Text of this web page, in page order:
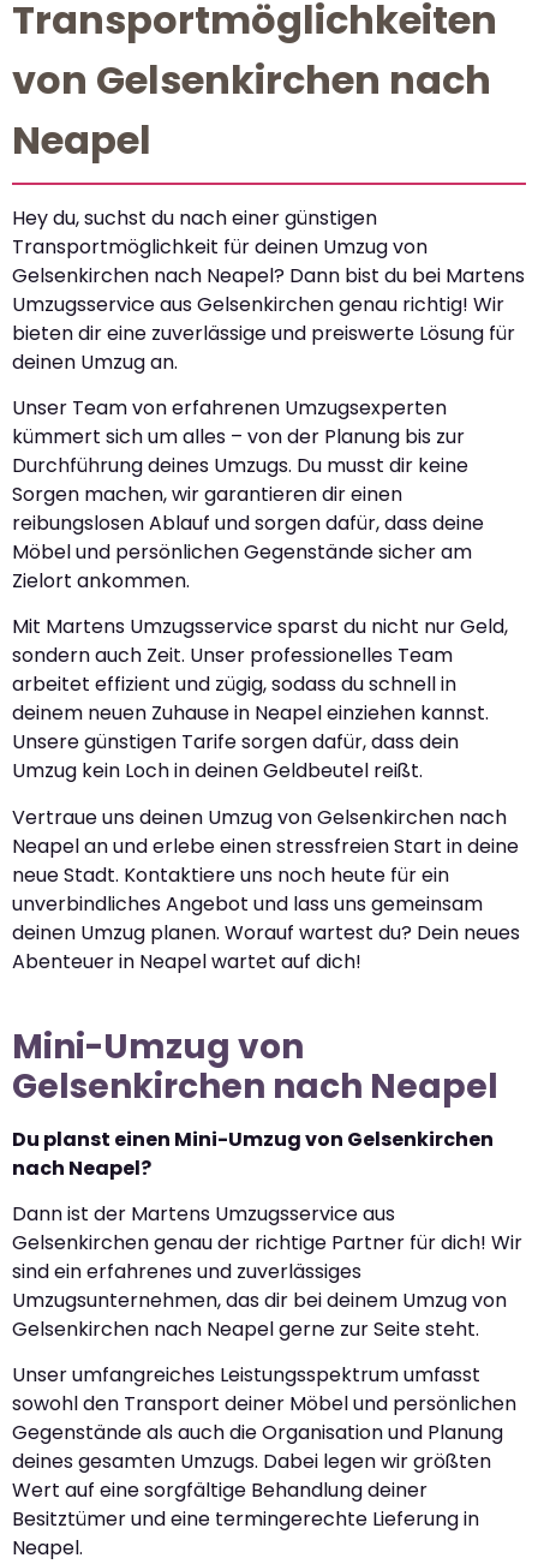
Transportmöglichkeiten
von Gelsenkirchen nach
Neapel
Hey du, suchst du nach einer günstigen
Transportmöglichkeit für deinen Umzug von
Gelsenkirchen nach Neapel? Dann bist du bei Martens
Umzugsservice aus Gelsenkirchen genau richtig! Wir
bieten dir eine zuverlässige und preiswerte Lösung für
deinen Umzug an.
Unser Team von erfahrenen Umzugsexperten
kümmert sich um alles – von der Planung bis zur
Durchführung deines Umzugs. Du musst dir keine
Sorgen machen, wir garantieren dir einen
reibungslosen Ablauf und sorgen dafür, dass deine
Möbel und persönlichen Gegenstände sicher am
Zielort ankommen.
Mit Martens Umzugsservice sparst du nicht nur Geld,
sondern auch Zeit. Unser professionelles Team
arbeitet effizient und zügig, sodass du schnell in
deinem neuen Zuhause in Neapel einziehen kannst.
Unsere günstigen Tarife sorgen dafür, dass dein
Umzug kein Loch in deinen Geldbeutel reißt.
Vertraue uns deinen Umzug von Gelsenkirchen nach
Neapel an und erlebe einen stressfreien Start in deine
neue Stadt. Kontaktiere uns noch heute für ein
unverbindliches Angebot und lass uns gemeinsam
deinen Umzug planen. Worauf wartest du? Dein neues
Abenteuer in Neapel wartet auf dich!
Mini-Umzug von
Gelsenkirchen nach Neapel
Du planst einen Mini-Umzug von Gelsenkirchen
nach Neapel?
Dann ist der Martens Umzugsservice aus
Gelsenkirchen genau der richtige Partner für dich! Wir
sind ein erfahrenes und zuverlässiges
Umzugsunternehmen, das dir bei deinem Umzug von
Gelsenkirchen nach Neapel gerne zur Seite steht.
Unser umfangreiches Leistungsspektrum umfasst
sowohl den Transport deiner Möbel und persönlichen
Gegenstände als auch die Organisation und Planung
deines gesamten Umzugs. Dabei legen wir größten
Wert auf eine sorgfältige Behandlung deiner
Besitztümer und eine termingerechte Lieferung in
Neapel.